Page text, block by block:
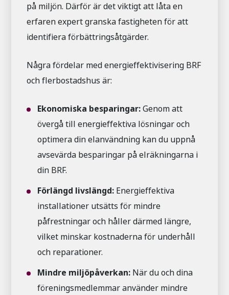
på miljön. Därför är det viktigt att låta en
erfaren expert granska fastigheten för att
identifiera förbättringsåtgärder.
Några fördelar med energieffektivisering BRF
och flerbostadshus är:
Ekonomiska besparingar:Genom att
övergå till energieffektiva lösningar och
optimera din elanvändning kan du uppnå
avsevärda besparingar på elräkningarna i
din BRF.
Förlängd livslängd: Energieffektiva
installationer utsätts för mindre
påfrestningar och håller därmed längre,
vilket minskar kostnaderna för underhåll
och reparationer.
Mindre miljöpåverkan: När du och dina
föreningsmedlemmar använder mindre